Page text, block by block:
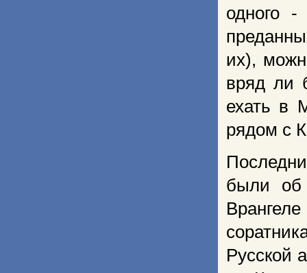
одного
их),
вряд ли
ехать в
рядом с
были об
Русской